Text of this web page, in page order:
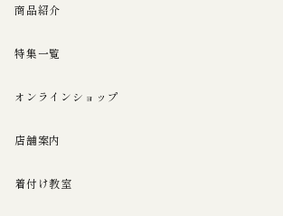
商品紹介
特集一覧
オンラインショップ
店舗案内
着付け教室